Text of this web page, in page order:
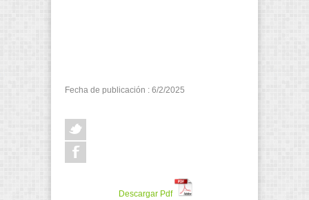
Fecha de publicación : 6/2/2025
Descargar Pdf